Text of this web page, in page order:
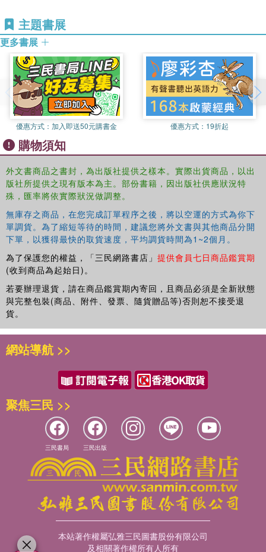
主題書展
更多書展
優惠方式： 加入即送50元購書金 優惠方式： 19折起
購物須知
外文書商品之書封，為出版社提供之樣本。實際出貨商品，以出
版社所提供之現有版本為主。部份書籍，因出版社供應狀況特
殊，匯率將依實際狀況做調整。
無庫存之商品，在您完成訂單程序之後，將以空運的方式為你下
單調貨。為了縮短等待的時間，建議您將外文書與其他商品分開
下單，以獲得最快的取貨速度，平均調貨時間為1~2個月。
為了保護您的權益，「三民網路書店」 提供會員七日商品鑑賞期
(收到商品為起始日)。
若要辦理退貨，請在商品鑑賞期內寄回，且商品必須是全新狀態
與完整包裝(商品、附件、發票、隨貨贈品等)否則恕不接受退
貨。
網站導航 >>
聚焦三民 >>
三民書局 三民出版
本站著作權屬弘雅三民圖書股份有限公司
及相關著作權所有人所有